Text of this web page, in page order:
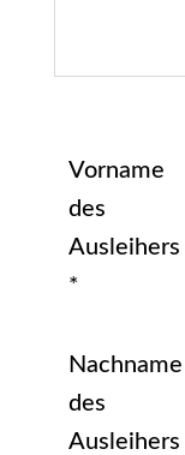
Vorname
des
Ausleihers
*
Nachname
des
Ausleihers